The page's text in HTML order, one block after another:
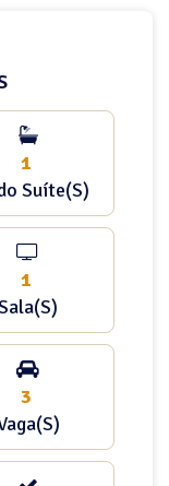
1
Suíte(s)
1
3